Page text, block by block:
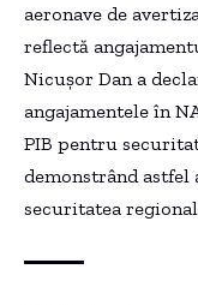
aeronave de
reflectă
Nicușor Dan a
angajamentele în
PIB pentru
demonstrând astfel
securitatea